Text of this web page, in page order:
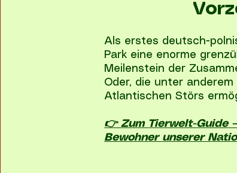
Als erstes deutsch-
Park eine enorme
Meilenstein der
Oder, die unter
Atlantischen Störs
👉 Zum Tierwelt-Guide
Bewohner unserer